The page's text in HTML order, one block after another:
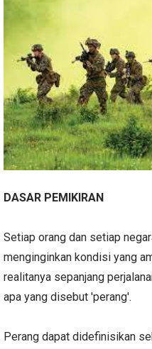
DASAR PEMIKIRAN
Setiap orang dan setiap
menginginkan kondisi yang
realitanya sepanjang
apa yang disebut 'perang'.
Perang dapat didefinisikan